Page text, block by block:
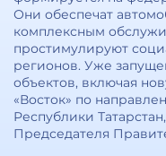
Они обеспечат
комплексным
простимулируют
регионов. Уже
объектов, включая
«Восток» по
Республики
Председателя